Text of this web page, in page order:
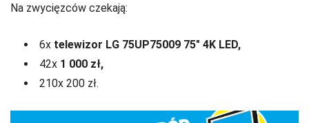
Na zwycięzców czekają:
6x telewizor LG 75UP75009 75″ 4K LED,
42x 1 000 zł,
210x 200 zł.